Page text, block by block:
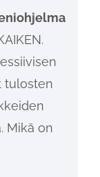
tulosten
Mikä on